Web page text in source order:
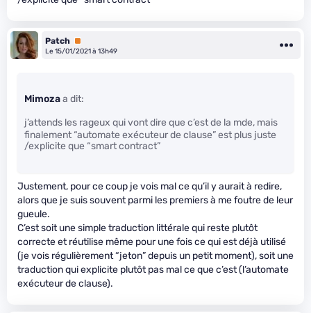
Patch Premium
Le 15/01/2021 à 13h49
Mimozaa dit:
j’attends les rageux qui vont dire que c’est de la mde, mais
finalement “automate exécuteur de clause” est plus juste
/explicite que “smart contract”
Justement, pour ce coup je vois mal ce qu’il y aurait à redire,
alors que je suis souvent parmi les premiers à me foutre de leur
gueule.
C’est soit une simple traduction littérale qui reste plutôt
correcte et réutilise même pour une fois ce qui est déjà utilisé
(je vois régulièrement “jeton” depuis un petit moment), soit une
traduction qui explicite plutôt pas mal ce que c’est (l’automate
exécuteur de clause).